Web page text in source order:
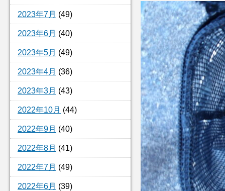
2023年7月 (49)
2023年6月 (40)
2023年5月 (49)
2023年4月 (36)
2023年3月 (43)
2022年10月 (44)
2022年9月 (40)
2022年8月 (41)
2022年7月 (49)
2022年6月 (39)